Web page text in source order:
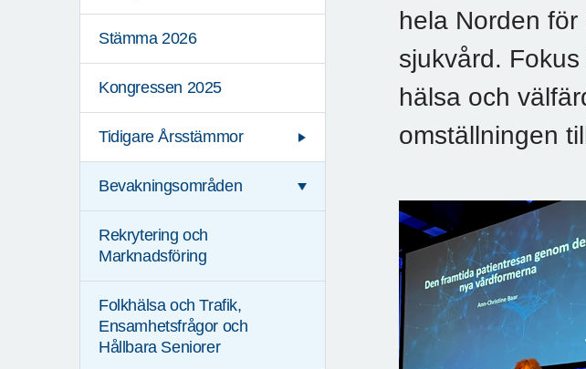
Stämma 2026
Kongressen 2025
Tidigare Årsstämmor
Bevakningsområden
Rekrytering och
Marknadsföring
Folkhälsa och Trafik,
Ensamhetsfrågor och
Hållbara Seniorer
hela Norden
sjukvård.
hälsa och
omställningen